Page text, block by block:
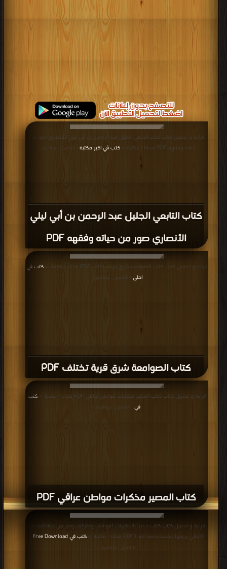
كتاب التابعي الجليل عبد الرحمن بن أبي ليلي
الأنصاري صور من حياته وفقهه PDF
قراءة و تحميل كتاب كتاب التابعي الجليل عبد الرحمن بن أبي ليلي الأنصاري صور من
حياته وفقهه PDF مجانا | مكتبة >
كتب في اكبر مكتبة | التحميل : مرة/مرات
كتاب الصوامعة شرق قرية تختلف PDF
قراءة و تحميل كتاب كتاب الصوامعة شرق قرية تختلف PDF مجانا | مكتبة >
كتب في
احلى
| التحميل : مرة/مرات
كتاب المصير مذكرات مواطن عراقي PDF
قراءة و تحميل كتاب كتاب المصير مذكرات مواطن عراقي PDF مجانا | مكتبة >
كتب
في
| التحميل : مرة/مرات
قراءة و تحميل كتاب كتاب حديث الذكريات (مواقف وطرائف وعبر من حياة العلامة
الألباني يرويها بنفسه رحمه الله ) PDF مجانا | مكتبة >
كتب في Free Download
التحميل : مرة/مرات